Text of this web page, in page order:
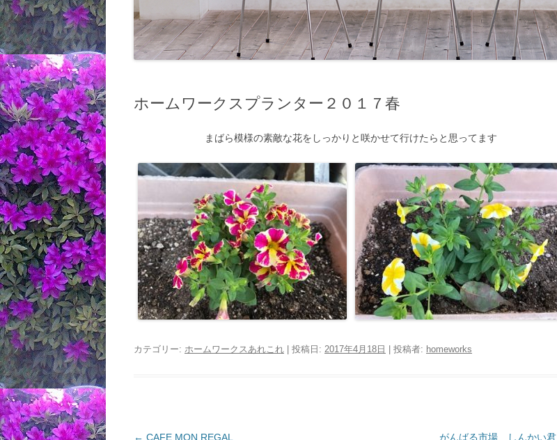
ホームワークスプランター２０１７春
まばら模様の素敵な花をしっかりと咲かせて行けたらと思ってます
カテゴリー: ホームワークスあれこれ | 投稿日: 2017年4月18日 投稿者: homeworks
投
← CAFE MON REGAL がんばる市場 しんかい君